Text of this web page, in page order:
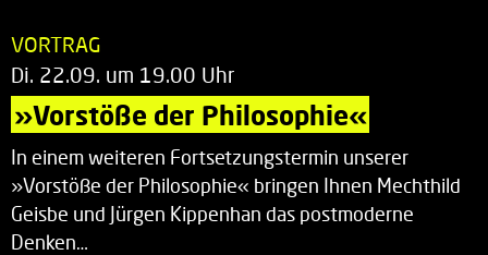
VORTRAG
Di. 22.09. um 19.00 Uhr
»Vorstöße der Philosophie«
In einem weiteren Fortsetzungstermin unserer
»Vorstöße der Philosophie« bringen Ihnen Mechthild
Geisbe und Jürgen Kippenhan das postmoderne
Denken…